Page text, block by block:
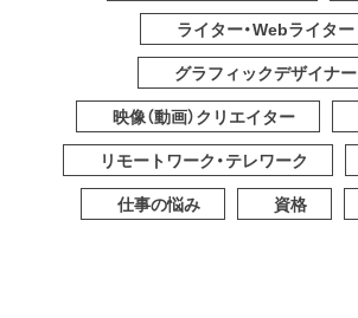
ライター・Webライター
グラフィックデザイナー
映像（動画）クリエイター
リモートワーク・テレワーク
仕事の悩み
資格